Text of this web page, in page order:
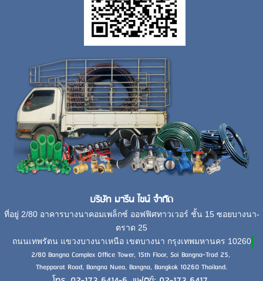
บริษัท มารีน ไชน์ จำกัด
ที่อยู่ 2/80 อาคารบางนาคอมเพล็กซ์ ออฟฟิศทาวเวอร์ ชั้น 15 ซอยบางนา-
ตราด 25
ถนนเทพรัตน แขวงบางนาเหนือ เขตบางนา กรุงเทพมหานคร 10260
2/80 Bangna Complex Office Tower, 15th Floor, Soi Bangna-Trad 25,
Thepparat Road, Bangna Nuea, Bangna, Bangkok 10260 Thailand.